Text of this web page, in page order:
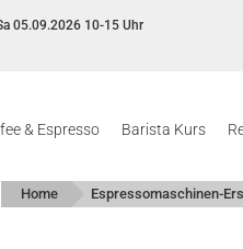
05.09.2026 10-15 Uhr
& Espresso Barista Kurs
Home Espressomaschinen-